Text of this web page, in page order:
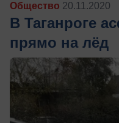
Общество 20.11.2020
В Таганроге
прямо на лёд